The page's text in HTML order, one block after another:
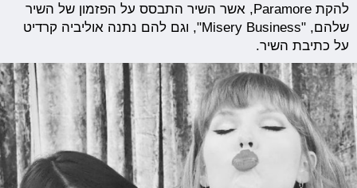
להקת Paramore, אשר השיר התבסס על הפזמון של השיר
שלהם, "Misery Business", וגם להם נתנה אוליביה קרדיט
על כתיבת השיר.